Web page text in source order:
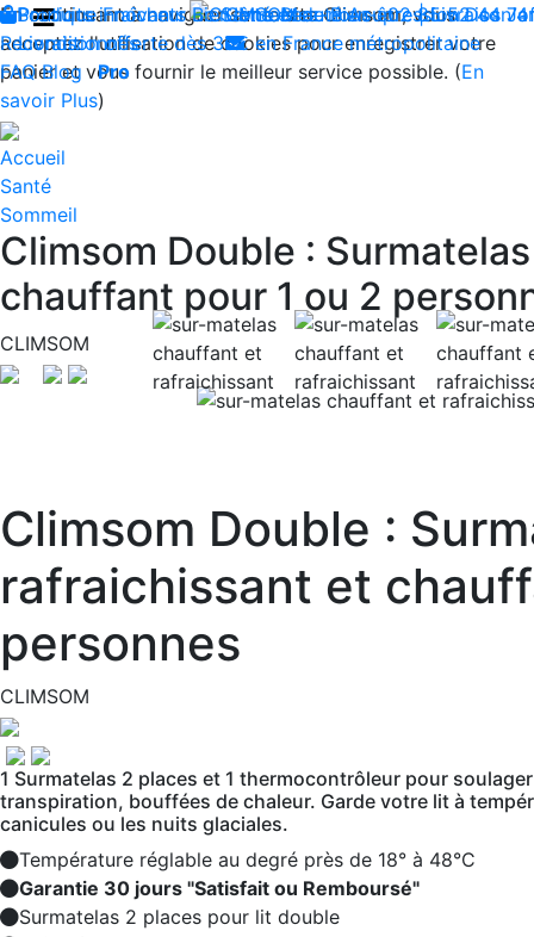
En continuant à naviguer sur le site Climsom, vous
acceptez l'utilisation de cookies pour enregistrer votre
panier et vous fournir le meilleur service possible. (En
savoir Plus)
Produits innovants de Santé et de Bien-être | Livraison
Livraison offerte dès 35€ en France métropolitaine
Contactez-nous : 02 85 52 44 74
Boutique Fraîcheur Bien-être Beauté Acupression Dos
Reconditionnés
FAQ Blog Pro
Accueil
Santé
Sommeil
Climsom Double :
chauffant pour 1 ou 2
CLIMSOM
Climsom Double :
rafraichissant et
personnes
CLIMSOM
1 Surmatelas 2 places et 1 thermocontrôleur pour
transpiration, bouffées de chaleur. Garde votre lit à
canicules ou les nuits glaciales.
Température réglable au degré près de 18° à 48°C
Garantie 30 jours "Satisfait ou Remboursé"
Surmatelas 2 places pour lit double